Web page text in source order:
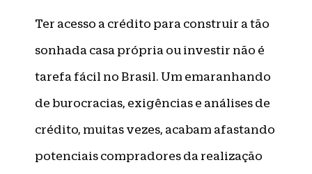
Ter acesso a crédito para construir a tão
sonhada casa própria ou investir não é
tarefa fácil no Brasil. Um emaranhando
de burocracias, exigências e análises de
crédito, muitas vezes, acabam afastando
potenciais compradores da realização